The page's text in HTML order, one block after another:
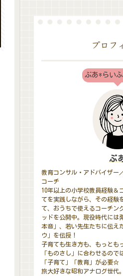
プロフ
ぶあ*らい
ぶ
教育コンサル・アドバイザー
コーチ
10年以上の小学校教員経験＆
てを実践しながら、その経験
て、おうちで使えるコーチン
ッドを公開中。現役時代には
本音」、若い先生たちに伝え
ウ」を伝授！
子育ても生き方も、もっとも
「ものさし」に合わせるので
「子育て」「教育」が必要☆
旅大好きな昭和アナログ世代